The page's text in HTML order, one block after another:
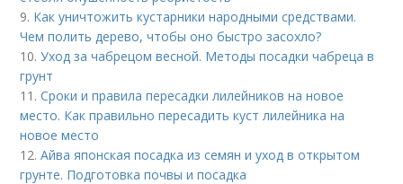
9. Как уничтожить кустарники народными средствами.
Чем полить дерево, чтобы оно быстро засохло?
10.Уход за чабрецом весной. Методы посадки чабреца в
грунт
11.Сроки и правила пересадки лилейников на новое
место. Как правильно пересадить куст лилейника на
новое место
12.Айва японская посадка из семян и уход в открытом
грунте. Подготовка почвы и посадка